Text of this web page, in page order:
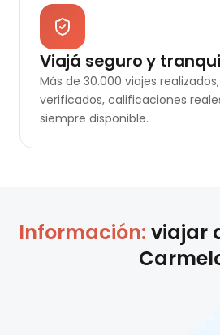
Viajá seguro y
Más de 30.000 viajes
verificados, calificaciones
siempre disponible.
Información: viajar